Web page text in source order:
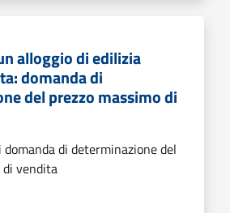
alloggio di edilizia
domanda di
del prezzo massimo di
di determinazione del
di vendita